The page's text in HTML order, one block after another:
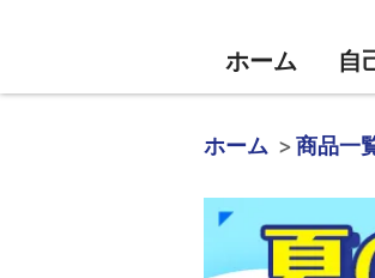
ホーム 自
ホーム 商品一